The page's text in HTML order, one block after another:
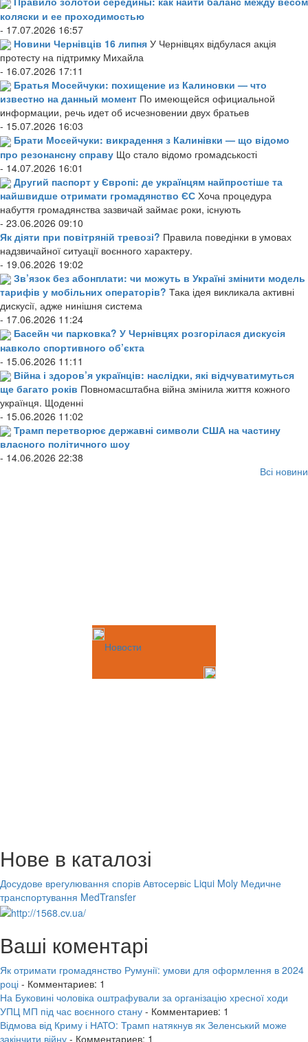
коляски и ее проходимостью
- 17.07.2026 16:57
Новини Чернівців 16 липня У Чернівцях відбулася акція
протесту на підтримку Михайла
- 16.07.2026 17:11
Братья Мосейчуки: похищение из Калиновки — что
известно на данный момент По имеющейся официальной
информации, речь идет об исчезновении двух братьев
- 15.07.2026 16:03
Брати Мосейчуки: викрадення з Калинівки — що відомо
про резонансну справу Що стало відомо громадськості
- 14.07.2026 16:01
Другий паспорт у Європі: де українцям найпростіше та
найшвидше отримати громадянство ЄС Хоча процедура
набуття громадянства зазвичай займає роки, існують
- 23.06.2026 09:10
Як діяти при повітряній тревозі? Правила поведінки в умовах
надзвичайної ситуації воєнного характеру.
- 19.06.2026 19:02
Зв’язок без абонплати: чи можуть в Україні змінити модель
тарифів у мобільних операторів? Така ідея викликала активні
дискусії, адже нинішня система
- 17.06.2026 11:24
Басейн чи парковка? У Чернівцях розгорілася дискусія
навколо спортивного об’єкта
- 15.06.2026 11:11
Війна і здоров’я українців: наслідки, які відчуватимуться
ще багато років Повномасштабна війна змінила життя кожного
українця. Щоденні
- 15.06.2026 11:02
Трамп перетворює державні символи США на частину
власного політичного шоу
- 14.06.2026 22:38
Всі новини
Новости
Нове в каталозі
Досудове врегулювання спорів Автосервіс Liqui Moly Медичне
транспортування MedTransfer
Ваші коментарі
Як отримати громадянство Румунії: умови для оформлення в 2024
році - Комментариев: 1
На Буковині чоловіка оштрафували за організацію хресної ходи
УПЦ МП під час воєнного стану - Комментариев: 1
Відмова від Криму і НАТО: Трамп натякнув як Зеленський може
закінчити війну - Комментариев: 1